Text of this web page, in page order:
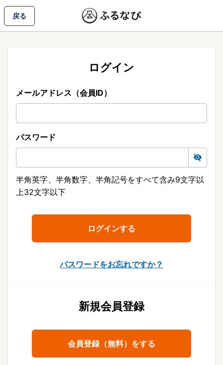
戻る
ログイン
メールアドレス（会員ID）
パスワード
半角英字、半角数字、半角記号をすべて含み9文字以
上32文字以下
パスワードをお忘れですか？
新規会員登録
会員登録（無料）をする